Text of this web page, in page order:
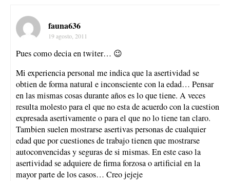
fauna636
19 agosto, 2011
Pues como decia en twiter… 😉
Mi experiencia personal me indica que la asertividad se
obtien de forma natural e inconsciente con la edad… Pensar
en las mismas cosas durante años es lo que tiene. A veces
resulta molesto para el que no esta de acuerdo con la cuestion
expresada asertivamente o para el que no lo tiene tan claro.
Tambien suelen mostrarse asertivas personas de cualquier
edad que por cuestiones de trabajo tienen que mostrarse
autoconvencidas y seguras de si mismas. En este caso la
asertividad se adquiere de firma forzosa o artificial en la
mayor parte de los casos… Creo jejeje